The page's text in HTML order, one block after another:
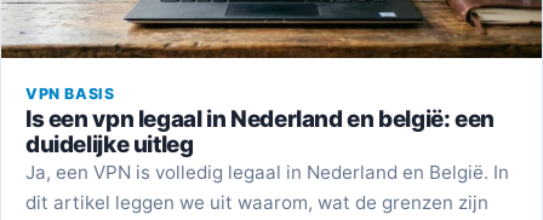
VPN BASIS
Is een vpn legaal in Nederland en belgië: een
duidelijke uitleg
Ja, een VPN is volledig legaal in Nederland en België. In
dit artikel leggen we uit waarom, wat de grenzen zijn